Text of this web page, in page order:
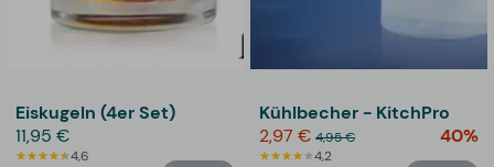
Eiskugeln (4er Set)
11,95 €
4,6
Kühlbecher - KitchPro
2,97 € 4,95 € 40%
4,2